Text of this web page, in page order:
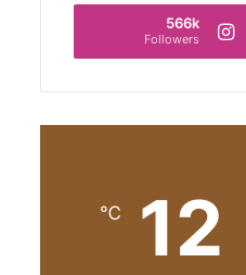
566k
Followers
12
℃